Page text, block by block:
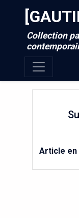
Collection
Article en